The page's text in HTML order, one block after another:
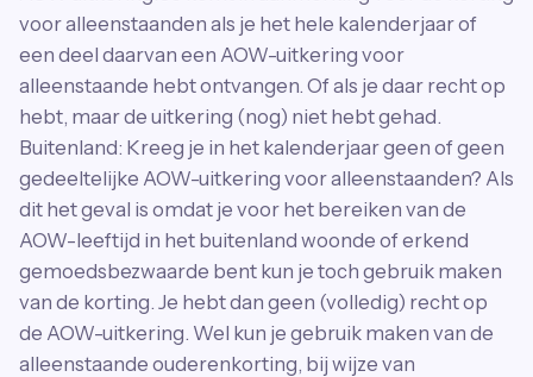
voor alleenstaanden als je het hele kalenderjaar of
een deel daarvan een AOW-uitkering voor
alleenstaande hebt ontvangen. Of als je daar recht op
hebt, maar de uitkering (nog) niet hebt gehad.
Buitenland: Kreeg je in het kalenderjaar geen of geen
gedeeltelijke AOW-uitkering voor alleenstaanden? Als
dit het geval is omdat je voor het bereiken van de
AOW-leeftijd in het buitenland woonde of erkend
gemoedsbezwaarde bent kun je toch gebruik maken
van de korting. Je hebt dan geen (volledig) recht op
de AOW-uitkering. Wel kun je gebruik maken van de
alleenstaande ouderenkorting, bij wijze van